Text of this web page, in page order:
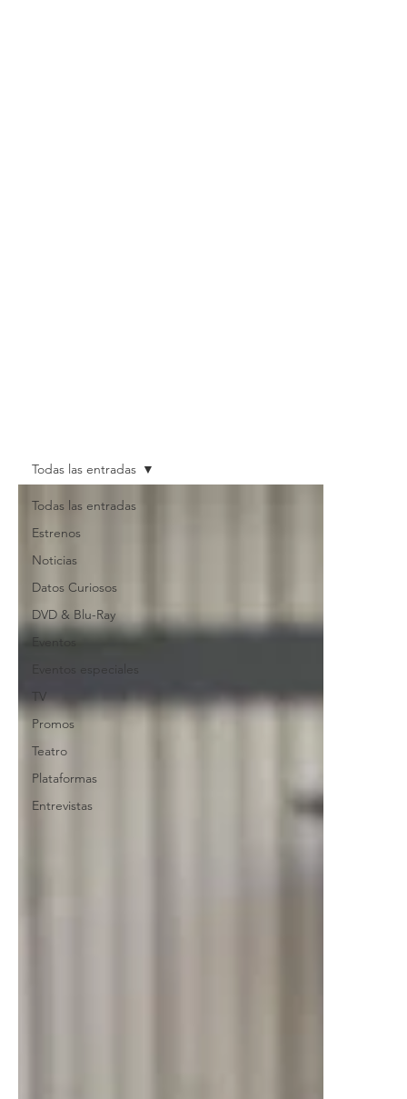
Todas las entradas
Estrenos
Noticias
Datos Curiosos
DVD & Blu-Ray
Eventos
Eventos especiales
TV
Promos
Teatro
Plataformas
Entrevistas
Todas las entradas